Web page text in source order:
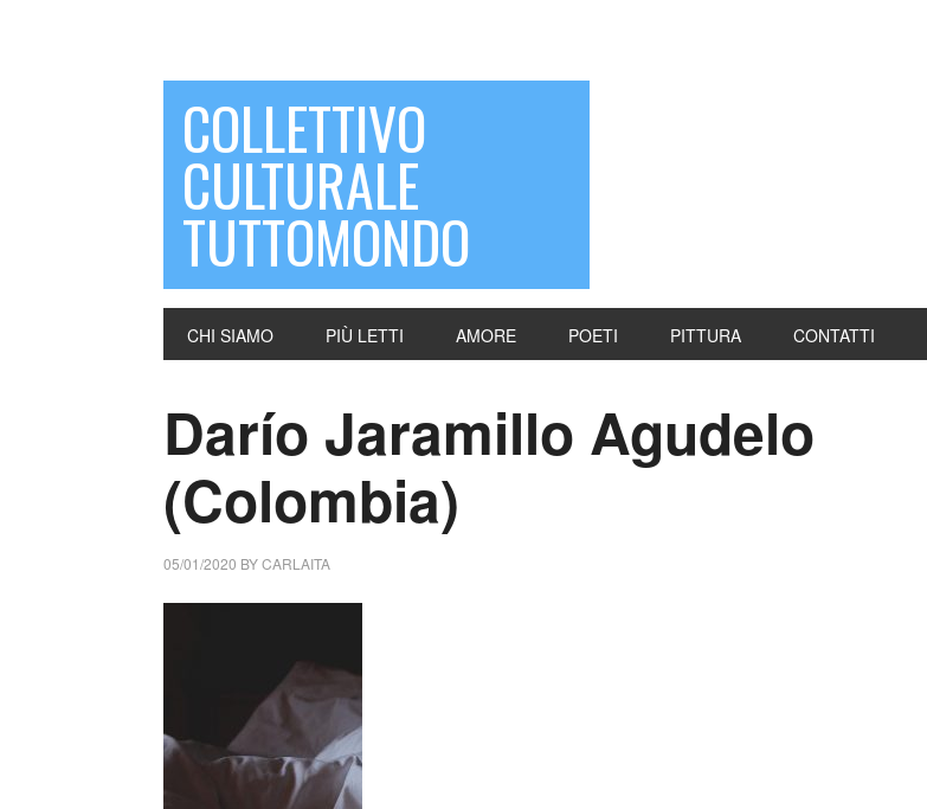
COLLETTIVO
CULTURALE
TUTTOMONDO
CHI SIAMO PIÙ LETTI AMORE POETI PITTURA CONTATTI
Darío Jaramillo Agudelo
(Colombia)
05/01/2020 BYCARLAITA